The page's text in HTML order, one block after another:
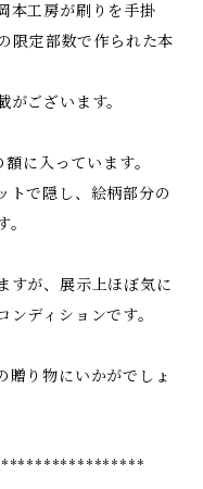
本工房が刷りを手掛
限定部数で作られた本
ございます。
に入っています。
トで隠し、絵柄部分の
すが、展示上ほぼ気に
ディションです。
贈り物にいかがでしょ